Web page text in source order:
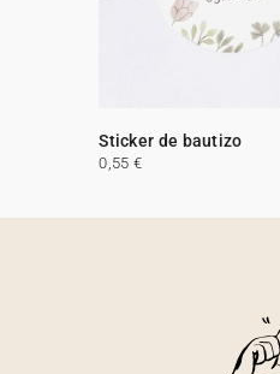
Sticker de bautizo
0,55 €